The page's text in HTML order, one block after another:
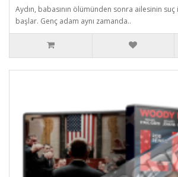
Aydın, babasının ölümünden sonra ailesinin
başlar. Genç adam aynı zamanda..